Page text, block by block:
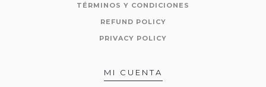
TÉRMINOS Y CONDICIONES
REFUND POLICY
PRIVACY POLICY
MI CUENTA